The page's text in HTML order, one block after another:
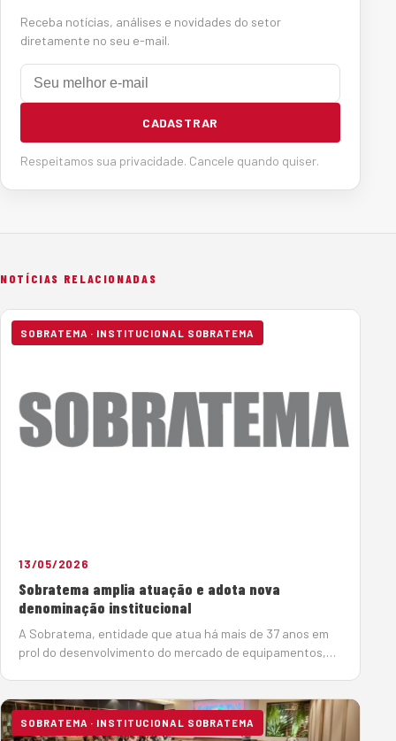
Receba notícias, análises e novidades do setor
diretamente no seu e-mail.
E-mail
CADASTRAR
Respeitamos sua privacidade. Cancele quando quiser.
NOTÍCIAS RELACIONADAS
SOBRATEMA · INSTITUCIONAL SOBRATEMA
13/05/2026
Sobratema amplia atuação e adota nova
denominação institucional
A Sobratema, entidade que atua há mais de 37 anos em
prol do desenvolvimento do mercado de equipamentos,
Gestão d…
SOBRATEMA · INSTITUCIONAL SOBRATEMA